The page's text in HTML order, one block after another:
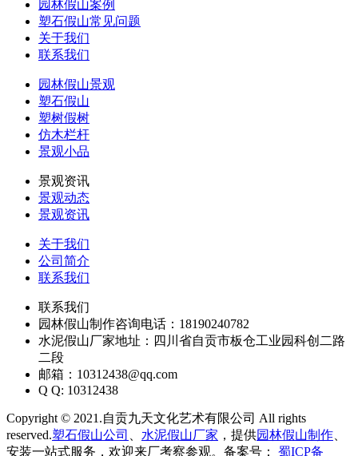
园林假山案例
塑石假山常见问题
关于我们
联系我们
园林假山景观
塑石假山
塑树假树
仿木栏杆
景观小品
景观资讯
景观动态
景观资讯
关于我们
公司简介
联系我们
联系我们
园林假山制作咨询电话：18190240782
水泥假山厂家地址：四川省自贡市板仓工业园科创二路
二段
邮箱：10312438@qq.com
Q Q: 10312438
Copyright © 2021.自贡九天文化艺术有限公司 All rights
reserved.塑石假山公司 水泥假山厂家 ，提供园林假山制作
安装一站式服务，欢迎来厂考察参观。备案号： 蜀ICP备